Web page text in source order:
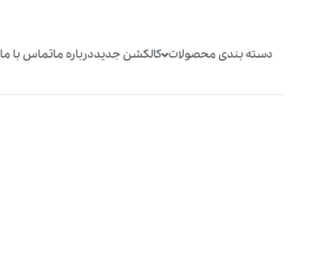
دسته بندی محصولات کالکشن جدیددرباره ماتماس با ما